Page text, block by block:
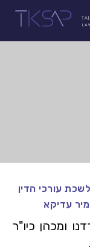
עורכי הדין
עדיקא
ומכהן כיו"ר